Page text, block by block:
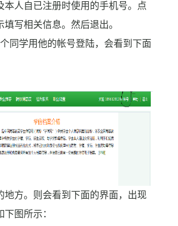
本人自已注册时使用的手机号。点
写相关信息。然后退出。
同学用他的帐号登陆，会看到下面
地方。则会看到下面的界面，出现
图所示：